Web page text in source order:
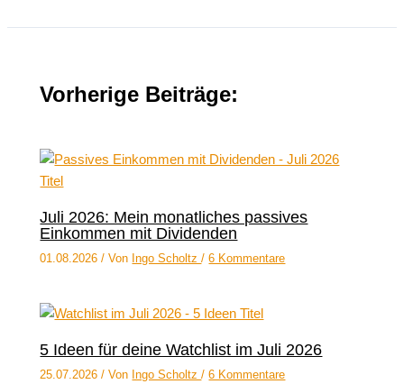
Vorherige Beiträge:
Juli 2026: Mein monatliches passives
Einkommen mit Dividenden
01.08.2026/ Von Ingo Scholtz/6 Kommentare
5 Ideen für deine Watchlist im Juli 2026
25.07.2026/ Von Ingo Scholtz/6 Kommentare